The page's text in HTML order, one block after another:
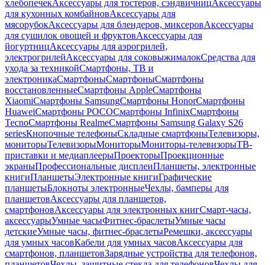
хлебопечекАксессуары для тостеров, сэндвичницАксессуары
для кухонных комбайновАксессуары для
мясорубокАксессуары для блендеров, миксеровАксессуары
для сушилок овощей и фруктовАксессуары для
йогуртницАксессуары для аэрогрилей,
электрогрилейАксессуары для соковыжималокСредства для
ухода за техникойСмартфоны, ТВ и
электроникаСмартфоныСмартфоныСмартфоны
восстановленныеСмартфоны AppleСмартфоны
XiaomiСмартфоны SamsungСмартфоны HonorСмартфоны
HuaweiСмартфоны POCOСмартфоны InfinixСмартфоны
TecnoСмартфоны RealmeСмартфоны Samsung Galaxy S26
seriesКнопочные телефоныСкладные смартфоныТелевизоры,
мониторыТелевизорыМониторыМониторы-телевизорыТВ-
приставки и медиаплеерыПроекторыПроекционные
экраныПрофессиональные дисплеиПланшеты, электронные
книгиПланшетыЭлектронные книгиГрафические
планшетыБлокноты электронныеЧехлы, бамперы для
планшетовАксессуары для планшетов,
смартфоновАксессуары для электронных книгСмарт-часы,
аксессуарыУмные часыФитнес-браслетыУмные часы
детскиеУмные часы, фитнес-браслетыРемешки, аксессуары
для умных часовКабели для умных часовАксессуары для
смартфонов, планшетовЗарядные устройства для телефонов,